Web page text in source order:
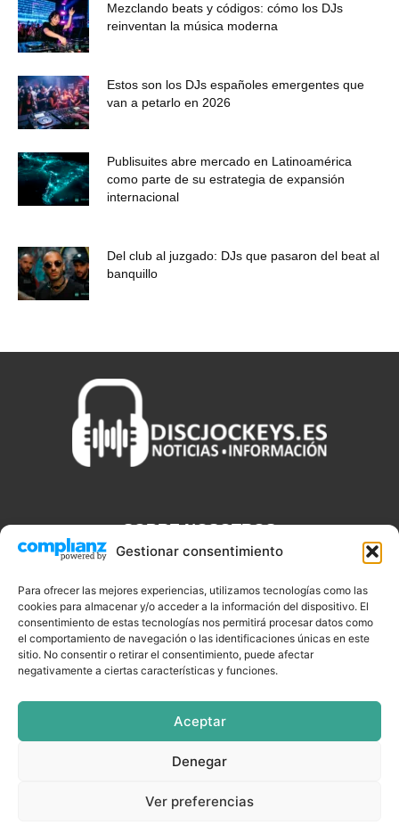
Gestionar consentimiento
Para ofrecer las mejores experiencias, utilizamos tecnologías como las
cookies para almacenar y/o acceder a la información del dispositivo. El
consentimiento de estas tecnologías nos permitirá procesar datos como
el comportamiento de navegación o las identificaciones únicas en este
sitio. No consentir o retirar el consentimiento, puede afectar
negativamente a ciertas características y funciones.
Aceptar
Denegar
Ver preferencias
Mezclando beats y códigos: cómo los DJs
reinventan la música moderna
Estos son los DJs españoles emergentes que
van a petarlo en 2026
Publisuites abre mercado en Latinoamérica
como parte de su estrategia de expansión
internacional
Del club al juzgado: DJs que pasaron del beat al
banquillo
SOBRE NOSOTROS
que necesitas saber sobre noticias, novedades, tecnologías y
aplicaciones que te ayudaran a ser un mejor Djs.
SÍGUENOS
EQUIPAMIENTO EVENTOS
TUTORIALES